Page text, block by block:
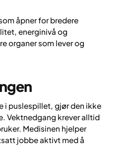
åpner for bredere
energinivå og
organer som lever og
i puslespillet, gjør den ikke
Vektnedgang krever alltid
Medisinen hjelper
jobbe aktivt med å